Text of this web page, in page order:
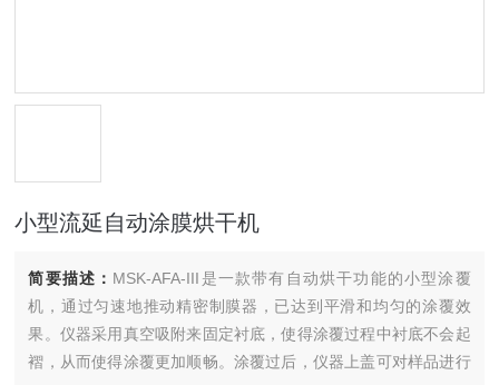
小型流延自动涂膜烘干机
简要描述： MSK-AFA-III是一款带有自动烘干功能的小型涂覆
机，通过匀速地推动精密制膜器，已达到平滑和均匀的涂覆效
果。仪器采用真空吸附来固定衬底，使得涂覆过程中衬底不会起
褶，从而使得涂覆更加顺畅。涂覆过后，仪器上盖可对样品进行